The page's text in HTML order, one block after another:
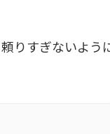
りすぎないよう